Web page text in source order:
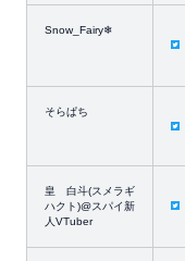
Snow_Fairy❄
そらぱち
皇 白斗(スメラギ
ハクト)@スパイ新
人VTuber